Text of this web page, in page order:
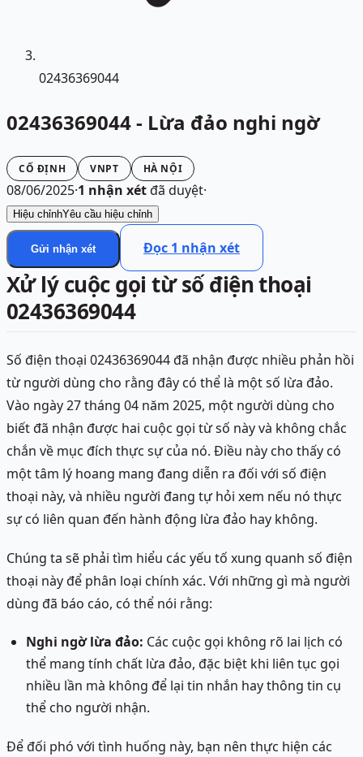
02436369044
02436369044 - Lừa đảo nghi ngờ
CỐ ĐỊNH VNPT HÀ NỘI
08/06/2025·1 nhận xétđã duyệt·
Hiệu chỉnhYêu cầu hiệu chỉnh
Gửi nhận xét Đọc 1 nhận xét
Xử lý cuộc gọi từ số điện thoại
02436369044
Số điện thoại 02436369044 đã nhận được nhiều phản hồi
từ người dùng cho rằng đây có thể là một số lừa đảo.
Vào ngày 27 tháng 04 năm 2025, một người dùng cho
biết đã nhận được hai cuộc gọi từ số này và không chắc
chắn về mục đích thực sự của nó. Điều này cho thấy có
một tâm lý hoang mang đang diễn ra đối với số điện
thoại này, và nhiều người đang tự hỏi xem nếu nó thực
sự có liên quan đến hành động lừa đảo hay không.
Chúng ta sẽ phải tìm hiểu các yếu tố xung quanh số điện
thoại này để phân loại chính xác. Với những gì mà người
dùng đã báo cáo, có thể nói rằng:
Nghi ngờ lừa đảo: Các cuộc gọi không rõ lai lịch có
thể mang tính chất lừa đảo, đặc biệt khi liên tục gọi
nhiều lần mà không để lại tin nhắn hay thông tin cụ
thể cho người nhận.
Để đối phó với tình huống này, bạn nên thực hiện các